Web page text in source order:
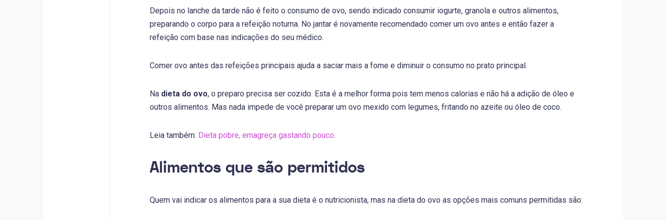
Depois no lanche da tarde não é feito o consumo de ovo, sendo indicado consumir iogurte, granola e outros alimentos,
preparando o corpo para a refeição noturna. No jantar é novamente recomendado comer um ovo antes e então fazer a
refeição com base nas indicações do seu médico.
Comer ovo antes das refeições principais ajuda a saciar mais a fome e diminuir o consumo no prato principal.
Na dieta do ovo, o preparo precisa ser cozido. Esta é a melhor forma pois tem menos calorias e não há a adição de óleo e
outros alimentos. Mas nada impede de você preparar um ovo mexido com legumes, fritando no azeite ou óleo de coco.
Leia também: Dieta pobre, emagreça gastando pouco.
Alimentos que são permitidos
Quem vai indicar os alimentos para a sua dieta é o nutricionista, mas na dieta do ovo as opções mais comuns permitidas são: